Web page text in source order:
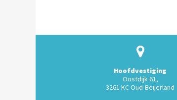
Hoofdvestiging
Oostdijk 61,
3261 KC Oud-Beijerland